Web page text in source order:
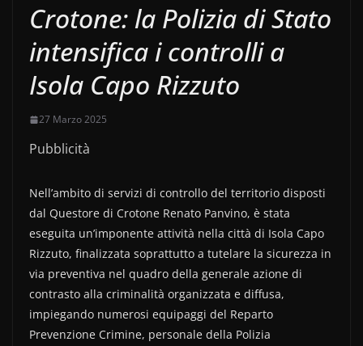
Crotone: la Polizia di Stato
intensifica i controlli a
Isola Capo Rizzuto
27 Marzo 2025
Pubblicità
Nell’ambito di servizi di controllo del territorio disposti
dal Questore di Crotone Renato Panvino, è stata
eseguita un’imponente attività nella città di Isola Capo
Rizzuto, finalizzata soprattutto a tutelare la sicurezza in
via preventiva nel quadro della generale azione di
contrasto alla criminalità organizzata e diffusa,
impiegando numerosi equipaggi del Reparto
Prevenzione Crimine, personale della Polizia